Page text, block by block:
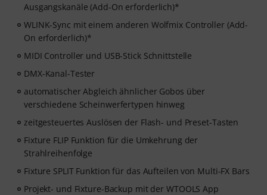
Ausgangskanäle (Add-On erforderlich)*
WLINK-Sync mit einem anderen Wolfmix Controller (Add-
On erforderlich)*
MIDI Controller und USB-Stick Schnittstelle
DMX-Kanal-Tester
automatischer Abgleich ähnlicher Gobos über
verschiedene Scheinwerfertypen hinweg
zeitgesteuertes Auslösen der Flash- und Preset-Tasten
Fixture FLIP Funktion für die Umkehrung der
Strahlreihenfolge
Fixture SPLIT Funktion für das Aufteilen von Multi-FX Bars
Projekt- und Fixture-Backup mit der WTOOLS App